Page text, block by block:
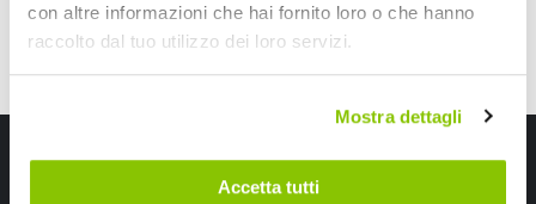
con altre informazioni che hai fornito loro o che hanno
raccolto dal tuo utilizzo dei loro servizi.
Mostra dettagli
Accetta tutti
Iscriviti alla newsletter Speedup